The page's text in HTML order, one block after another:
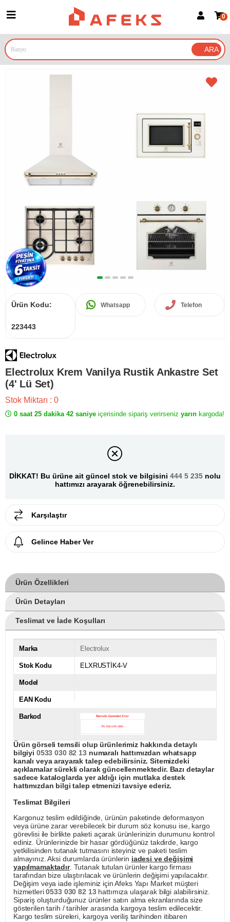
Google İle Bağlan
0
Ürün Kodu:
223443
Whatsapp Telefon
Electrolux Krem Vanilya Rustik Ankastre Set
(4' Lü Set)
Stok Miktarı : 0
0 saat 25 dakika 42 saniye içerisinde sipariş verirseniz yarın kargoda!
DİKKAT! Bu ürüne ait güncel stok ve bilgisini 444 5 235 nolu
hattımızı arayarak öğrenebilirsiniz.
Karşılaştır
Gelince Haber Ver
Ürün Özellikleri
Ürün Detayları
Teslimat ve İade Koşulları
Marka Electrolux
Stok Kodu ELXRUSTİK4-V
Model
EAN Kodu
Barkod
Ürün görseli temsili olup ürünlerimiz hakkında detaylı
bilgiyi 0533 030 82 13numaralı hattımızdan whatsapp
kanalı veya arayarak talep edebilirsiniz. Sitemizdeki
açıklamalar sürekli olarak güncellenmektedir. Bazı detaylar
sadece kataloglarda yer aldığı için mutlaka destek
hattımızdan bilgi talep etmenizi tavsiye ederiz.
Teslimat Bilgileri
Kargonuz teslim edildiğinde, ürünün paketinde deformasyon
veya ürüne zarar verebilecek bir durum söz konusu ise, kargo
görevlisi ile birlikte paketi açarak ürünlerinizin durumunu kontrol
ediniz. Ürünlerinizde bir hasar gördüğünüz takdirde, kargo
yetkilisinden tutanak tutmasını isteyiniz ve paketi teslim
almayınız. Aksi durumlarda ürünlerin iadesi ve değişimi
yapılmamaktadır. Tutanak tutulan ürünler kargo firması
tarafından bize ulaştırılacak ve ürünlerin değişimi yapılacaktır.
Değişim veya iade işleminiz için Afeks Yapı Market müşteri
hizmetleri0533 030 82 13hattımıza ulaşarak bilgi alabilirsiniz.
Sipariş oluşturduğunuz ürünler satın alma ekranlarında size
gösterilen tarih / tarihler arasında kargoya teslim edilecektir.
Kargo teslim süreleri, kargoya veriliş tarihinden itibaren